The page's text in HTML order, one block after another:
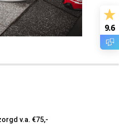
v.a. €75,-
9.6